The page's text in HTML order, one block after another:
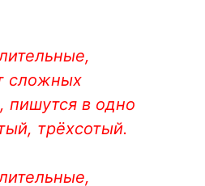
сложных
пишутся в одно
трёхсотый.